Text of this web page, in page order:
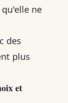
ne
des
plus
et